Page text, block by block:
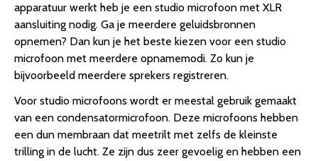
apparatuur werkt heb je een studio microfoon met XLR
aansluiting nodig. Ga je meerdere geluidsbronnen
opnemen? Dan kun je het beste kiezen voor een studio
microfoon met meerdere opnamemodi. Zo kun je
bijvoorbeeld meerdere sprekers registreren.
Voor studio microfoons wordt er meestal gebruik gemaakt
van een condensatormicrofoon. Deze microfoons hebben
een dun membraan dat meetrilt met zelfs de kleinste
trilling in de lucht. Ze zijn dus zeer gevoelig en hebben een